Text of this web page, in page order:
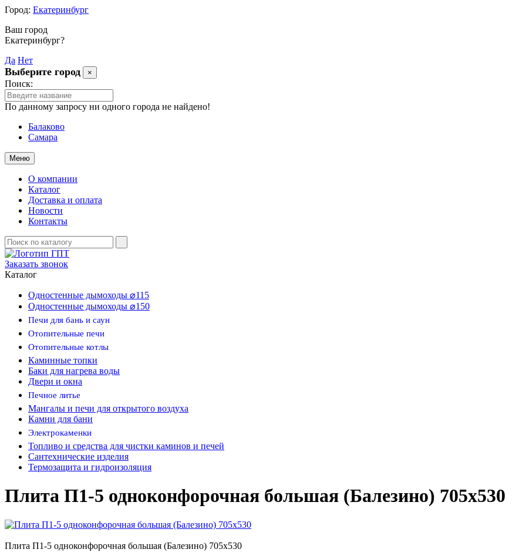
Город: Екатеринбург
Ваш город
Екатеринбург?
Да Нет
Выберите город ×
Поиск:
По данному запросу ни одного города не найдено!
Балаково
Самара
Меню
О компании
Каталог
Доставка и оплата
Новости
Контакты
Заказать звонок
Каталог
Одностенные дымоходы ⌀115
Одностенные дымоходы ⌀150
Печи для бань и саун
Отопительные печи
Отопительные котлы
Каминные топки
Баки для нагрева воды
Двери и окна
Печное литье
Мангалы и печи для открытого воздуха
Камни для бани
Электрокаменки
Топливо и средства для чистки каминов и печей
Сантехнические изделия
Термозащита и гидроизоляция
Плита П1-5 одноконфорочная большая (Балезино) 705х530
Плита П1-5 одноконфорочная большая (Балезино) 705х530